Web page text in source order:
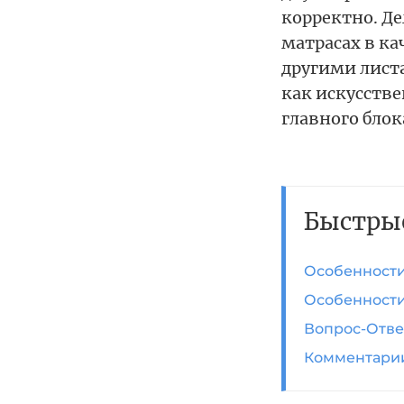
корректно.
матрасах в
другими
как
главного
Вопрос-